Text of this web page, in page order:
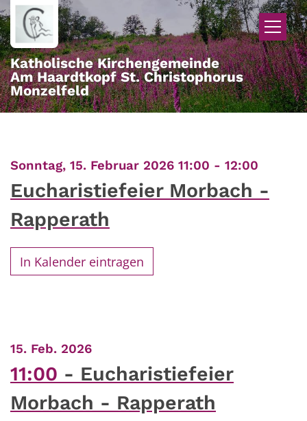
Zum Inhalt springen
Katholische Kirchengemeinde
Am Haardtkopf St. Christophorus
Monzelfeld
Sonntag, 15. Februar 2026 11:00 - 12:00
Eucharistiefeier Morbach -
Rapperath
In Kalender eintragen
15. Feb. 2026:
11:00
Eucharistiefeier
Morbach - Rapperath